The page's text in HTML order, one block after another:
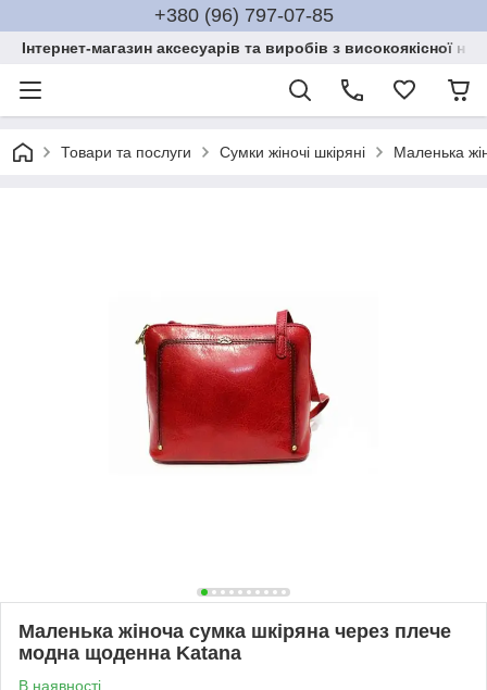
+380 (96) 797-07-85
Інтернет-магазин аксесуарів та виробів з високоякісної
Товари та послуги Сумки жіночі шкіряні Маленька
Маленька жіноча сумка шкіряна через плече
модна щоденна Katana
В наявності